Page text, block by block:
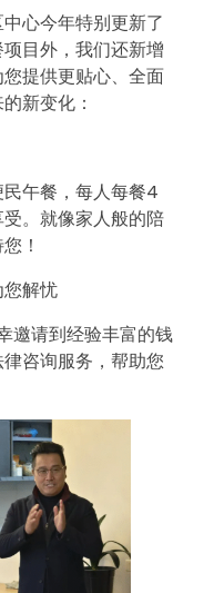
心今年特别更新了
目外，我们还新增
提供更贴心、全面
新变化：
午餐，每人每餐4
。就像家人般的陪
！
解忧
邀请到经验丰富的钱
咨询服务，帮助您